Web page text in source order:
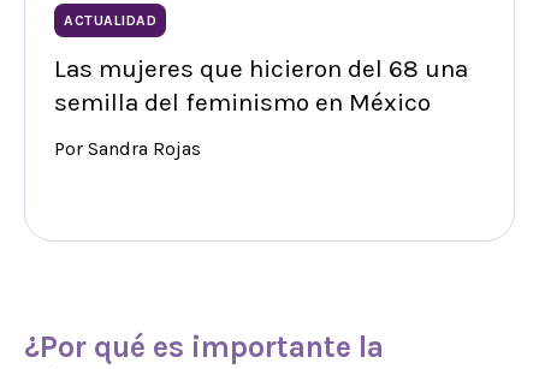
ACTUALIDAD
Las mujeres que hicieron del 68 una
semilla del feminismo en México
Por Sandra Rojas
¿Por qué es importante la